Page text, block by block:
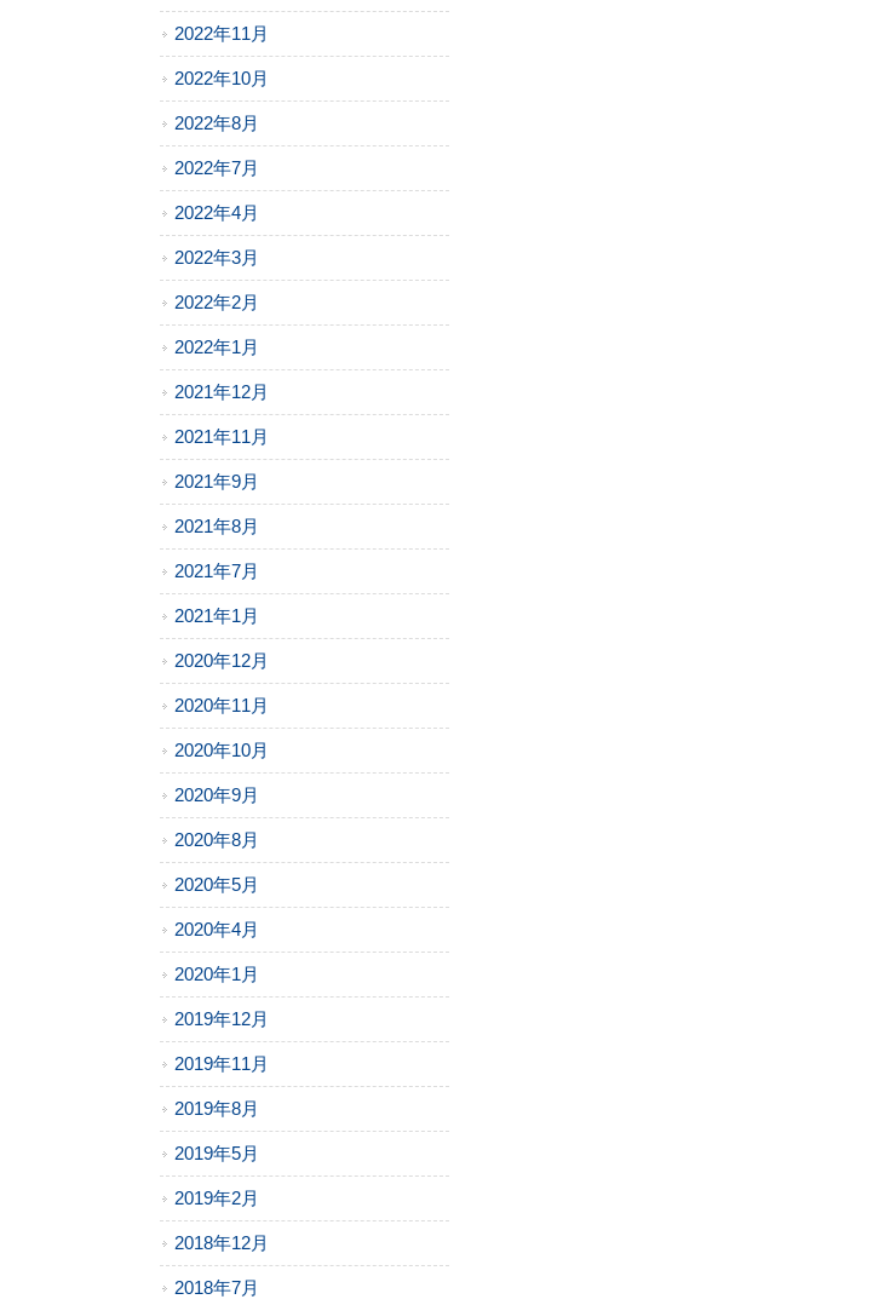
2022年11月
2022年10月
2022年8月
2022年7月
2022年4月
2022年3月
2022年2月
2022年1月
2021年12月
2021年11月
2021年9月
2021年8月
2021年7月
2021年1月
2020年12月
2020年11月
2020年10月
2020年9月
2020年8月
2020年5月
2020年4月
2020年1月
2019年12月
2019年11月
2019年8月
2019年5月
2019年2月
2018年12月
2018年7月